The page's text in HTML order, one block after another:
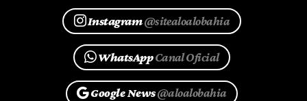
Instagram@sitealoalobahia
WhatsAppCanal Oficial
Google News@aloalobahia